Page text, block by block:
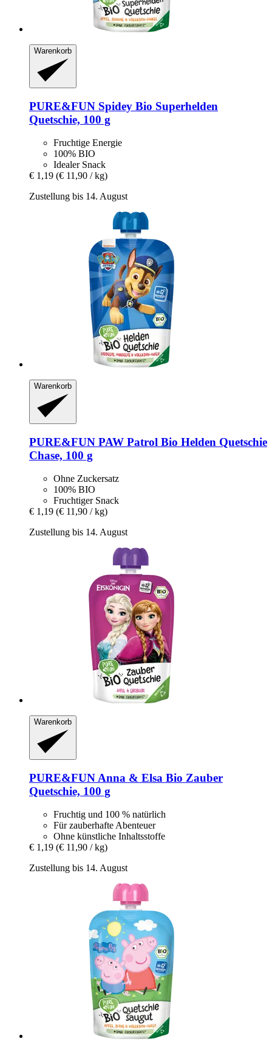
Warenkorb
PURE&FUN Spidey Bio Superhelden
Quetschie, 100 g
Fruchtige Energie
100% BIO
Idealer Snack
€ 1,19 (€ 11,90 / kg)
Zustellung bis 14. August
Warenkorb
PURE&FUN PAW Patrol Bio Helden Quetschie
Chase, 100 g
Ohne Zuckersatz
100% BIO
Fruchtiger Snack
€ 1,19 (€ 11,90 / kg)
Zustellung bis 14. August
Warenkorb
PURE&FUN Anna & Elsa Bio Zauber
Quetschie, 100 g
Fruchtig und 100 % natürlich
Für zauberhafte Abenteuer
Ohne künstliche Inhaltsstoffe
€ 1,19 (€ 11,90 / kg)
Zustellung bis 14. August